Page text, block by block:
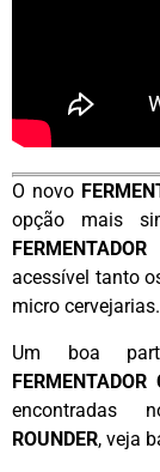
O novo
opção mais
acessível tanto
micro cervejarias.
Um boa
encontradas
ROUNDER, veja